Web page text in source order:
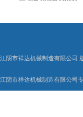
江阴市祥达机械制造有限公司
江阴市祥达机械制造有限公司